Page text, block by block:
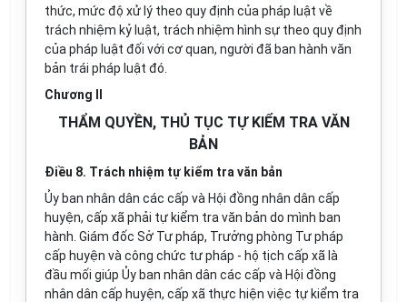
thức, mức độ xử lý theo quy định của pháp luật về
trách nhiệm kỷ luật, trách nhiệm hình sự theo quy định
của pháp luật đối với cơ quan, người đã ban hành văn
bản trái pháp luật đó.
Chương II
THẨM QUYỀN, THỦ TỤC TỰ KIỂM TRA VĂN
BẢN
Điều 8. Trách nhiệm tự kiểm tra văn bản
Ủy ban nhân dân các cấp và Hội đồng nhân dân cấp
huyện, cấp xã phải tự kiểm tra văn bản do mình ban
hành. Giám đốc Sở Tư pháp, Trưởng phòng Tư pháp
cấp huyện và công chức tư pháp - hộ tịch cấp xã là
đầu mối giúp Ủy ban nhân dân các cấp và Hội đồng
nhân dân cấp huyện, cấp xã thực hiện việc tự kiểm tra